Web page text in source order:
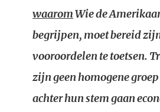
waaromWie de
begrijpen, moet bereid
vooroordelen te toetsen.
zijn geen homogene
achter hun stem gaan